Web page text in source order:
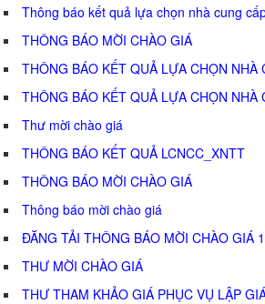
Thông báo kết quả lựa chọn nhà cung
THÔNG BÁO MỜI CHÀO GIÁ
THÔNG BÁO KẾT QUẢ LỰA CHỌN NHÀ
THÔNG BÁO KẾT QUẢ LỰA CHỌN NHÀ
Thư mời chào giá
THÔNG BÁO KẾT QUẢ LCNCC_XNTT
THÔNG BÁO MỜI CHÀO GIÁ
Thông báo mời chào giá
ĐĂNG TẢI THÔNG BÁO MỜI CHÀO GIÁ
THƯ MỜI CHÀO GIÁ
THƯ THAM KHẢO GIÁ PHỤC VỤ LẬP